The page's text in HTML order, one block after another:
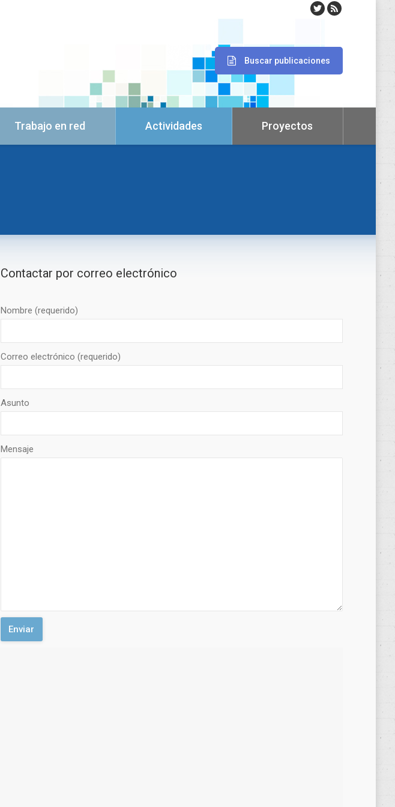
Buscar publicaciones
Trabajo en red Actividades Proyectos
Contactar por correo electrónico
Nombre (requerido)
Correo electrónico (requerido)
Asunto
Mensaje